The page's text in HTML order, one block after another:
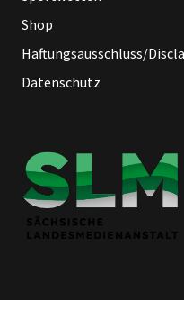
Shop
Haftungsausschluss/
Datenschutz